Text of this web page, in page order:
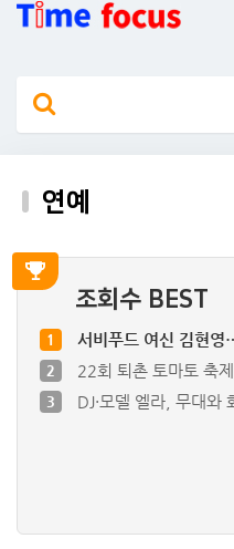
연예
조회수 BEST
1 서비푸드 여신 김현
2 22회 퇴촌 토마토 축
3 DJ·모델 엘라, 무대와